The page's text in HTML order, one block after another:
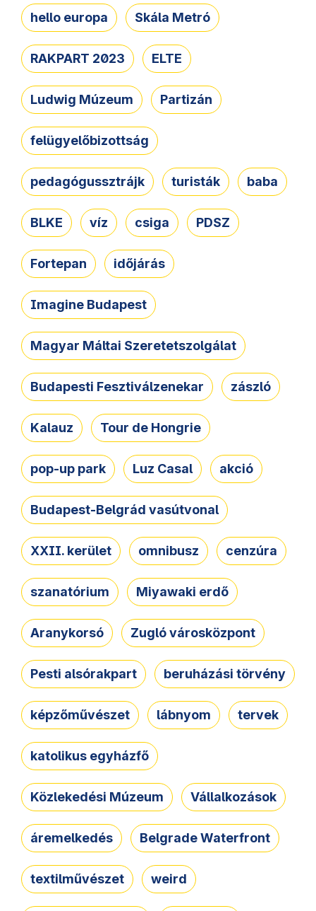
hello europa Skála Metró
RAKPART 2023 ELTE
Ludwig Múzeum Partizán
felügyelőbizottság
pedagógussztrájk turisták baba
BLKE víz csiga PDSZ
Fortepan időjárás
Imagine Budapest
Magyar Máltai Szeretetszolgálat
Budapesti Fesztiválzenekar zászló
Kalauz Tour de Hongrie
pop-up park Luz Casal akció
Budapest-Belgrád vasútvonal
XXII. kerület omnibusz cenzúra
szanatórium Miyawaki erdő
Aranykorsó Zugló városközpont
Pesti alsórakpart beruházási törvény
képzőművészet lábnyom tervek
katolikus egyházfő
Közlekedési Múzeum Vállalkozások
áremelkedés Belgrade Waterfront
textilművészet weird